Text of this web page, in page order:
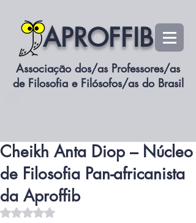
APROFFIB
Associação dos/as Professores/as
de Filosofia e Filósofos/as do Brasil
Cheikh Anta Diop – Núcleo
de Filosofia Pan-africanista
da Aproffib
Avaliado com NaN de 5 estrelas.